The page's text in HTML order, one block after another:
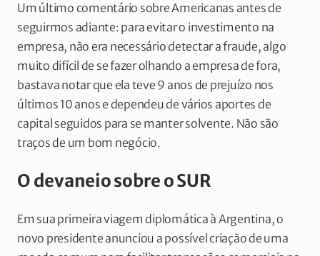
Um último comentário sobre Americanas antes de
seguirmos adiante: para evitar o investimento na
empresa, não era necessário detectar a fraude, algo
muito difícil de se fazer olhando a empresa de fora,
bastava notar que ela teve 9 anos de prejuízo nos
últimos 10 anos e dependeu de vários aportes de
capital seguidos para se manter solvente. Não são
traços de um bom negócio.
O devaneio sobre o SUR
Em sua primeira viagem diplomática à Argentina, o
novo presidente anunciou a possível criação de uma